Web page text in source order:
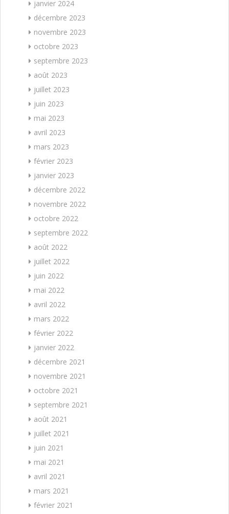
janvier 2024
décembre 2023
novembre 2023
octobre 2023
septembre 2023
août 2023
juillet 2023
juin 2023
mai 2023
avril 2023
mars 2023
février 2023
janvier 2023
décembre 2022
novembre 2022
octobre 2022
septembre 2022
août 2022
juillet 2022
juin 2022
mai 2022
avril 2022
mars 2022
février 2022
janvier 2022
décembre 2021
novembre 2021
octobre 2021
septembre 2021
août 2021
juillet 2021
juin 2021
mai 2021
avril 2021
mars 2021
février 2021